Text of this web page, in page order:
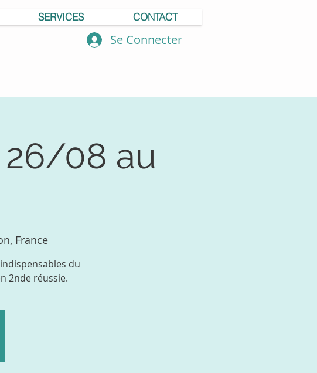
SERVICES CONTACT
Se Connecter
26/08 au
France
du
2nde réussie.